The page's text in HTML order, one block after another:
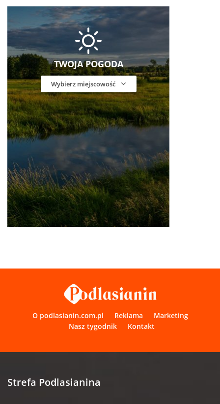
TWOJA POGODA
Wybierz miejscowość
O podlasianin.com.pl Reklama
Marketing
Nasz tygodnik
Kontakt
Strefa Podlasianina